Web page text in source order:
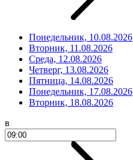
Понедельник, 10.08.2026
Вторник, 11.08.2026
Среда, 12.08.2026
Четверг, 13.08.2026
Пятница, 14.08.2026
Понедельник, 17.08.2026
Вторник, 18.08.2026
в